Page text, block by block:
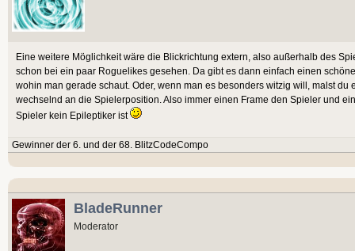
Eine weitere Möglichkeit wäre die Blickrichtung extern, also außerhalb des
schon bei ein paar Roguelikes gesehen. Da gibt es dann einfach einen
wohin man gerade schaut. Oder, wenn man es besonders witzig will, malst du
wechselnd an die Spielerposition. Also immer einen Frame den Spieler und
Spieler kein Epileptiker ist
Gewinner der 6. und der 68. BlitzCodeCompo
BladeRunner
Moderator